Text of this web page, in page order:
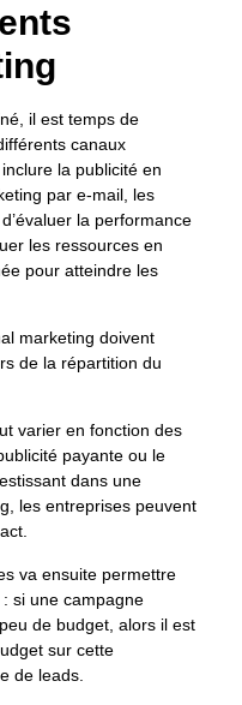
il est temps de
canaux
la publicité en
par e-mail, les
la performance
les ressources en
pour atteindre les
marketing doivent
de la répartition du
varier en fonction des
payante ou le
dans une
les entreprises peuvent
va ensuite permettre
si une campagne
de budget, alors il est
sur cette
de leads.